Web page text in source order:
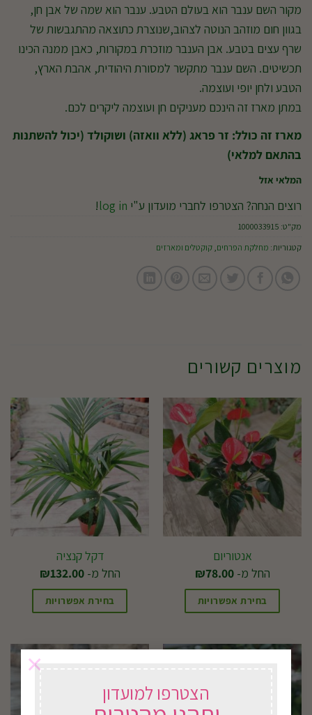
הצטרפו למועדון
×
מקור השם ענבר הוא בעולם הטבע. ענבר הוא שמה של אבן חן,
בגוון חום מוזהב הנוטה לצהוב,שנוצרת כתוצאה מהתגבשות של
שרף עצים בטבע. אבן הענבר מוזכרת במקורות, כאבן ממנה הכינו
תכשיטים. השם ענבר מתקשר למסורת היהודית, אהבת הארץ,
הטבע ולחן יופי ועוצמה.
במתן מארז זה הינכם מעניקים חן ועוצמה ליקרים לכם.
מארז זה כולל: זר פראג (ללא וואזה) ושוקולד (יכול להשתנות
בהתאם למלאי)
המלאי אזל
רוצים הנחה? הצטרפו לחברי מועדון ע"י log in
!
מק"ט: 1000033915
קטגוריות: מחלקת הפרחים,קוקטלים ומארזים
מוצרים קשורים
אנטוריום
החל מ-
₪78.00
בחירת אפשרויות
זה
סוגים.
דקל קנציה
החל מ-
₪132.00
בחירת אפשרויות
זה